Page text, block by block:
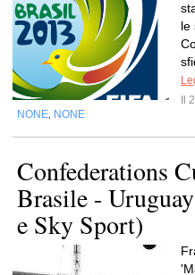
le
Il
NONE NONE
Confederations
Brasile -
e Sky Sport)